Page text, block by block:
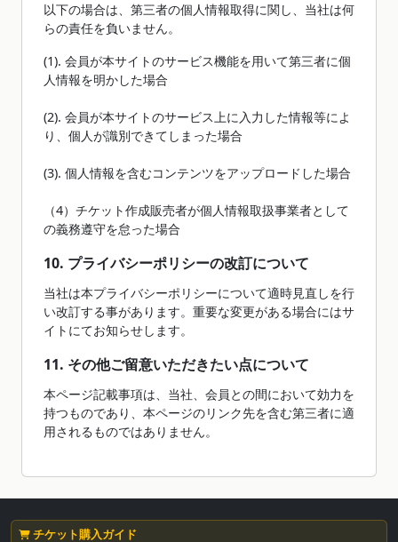
以下の場合は、第三者の個人情報取得に関し、当社は何
らの責任を負いません。
(1). 会員が本サイトのサービス機能を用いて第三者に個
人情報を明かした場合
(2). 会員が本サイトのサービス上に入力した情報等によ
り、個人が識別できてしまった場合
(3). 個人情報を含むコンテンツをアップロードした場合
（4）チケット作成販売者が個人情報取扱事業者として
の義務遵守を怠った場合
10. プライバシーポリシーの改訂について
当社は本プライバシーポリシーについて適時見直しを行
い改訂する事があります。重要な変更がある場合にはサ
イトにてお知らせします。
11. その他ご留意いただきたい点について
本ページ記載事項は、当社、会員との間において効力を
持つものであり、本ページのリンク先を含む第三者に適
用されるものではありません。
チケット購入ガイド